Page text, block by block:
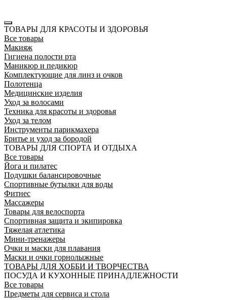
ТОВАРЫ ДЛЯ КРАСОТЫ И ЗДОРОВЬЯ
Все товары
Макияж
Гигиена полости рта
Маникюр и педикюр
Комплектующие для линз и очков
Полотенца
Медицинские изделия
Уход за волосами
Техника для красоты и здоровья
Уход за телом
Инструменты парикмахера
Бритье и уход за бородой
ТОВАРЫ ДЛЯ СПОРТА И ОТДЫХА
Все товары
Йога и пилатес
Подушки балансировочные
Спортивные бутылки для воды
Фитнес
Массажеры
Товары для велоспорта
Спортивная защита и экипировка
Тяжелая атлетика
Мини-тренажеры
Очки и маски для плавания
Маски и очки горнолыжные
ТОВАРЫ ДЛЯ ХОББИ И ТВОРЧЕСТВА
ПОСУДА И КУХОННЫЕ ПРИНАДЛЕЖНОСТИ
Все товары
Предметы для сервиса и стола